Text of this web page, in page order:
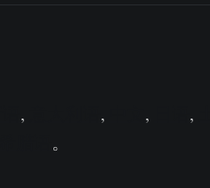
, , , ,
。